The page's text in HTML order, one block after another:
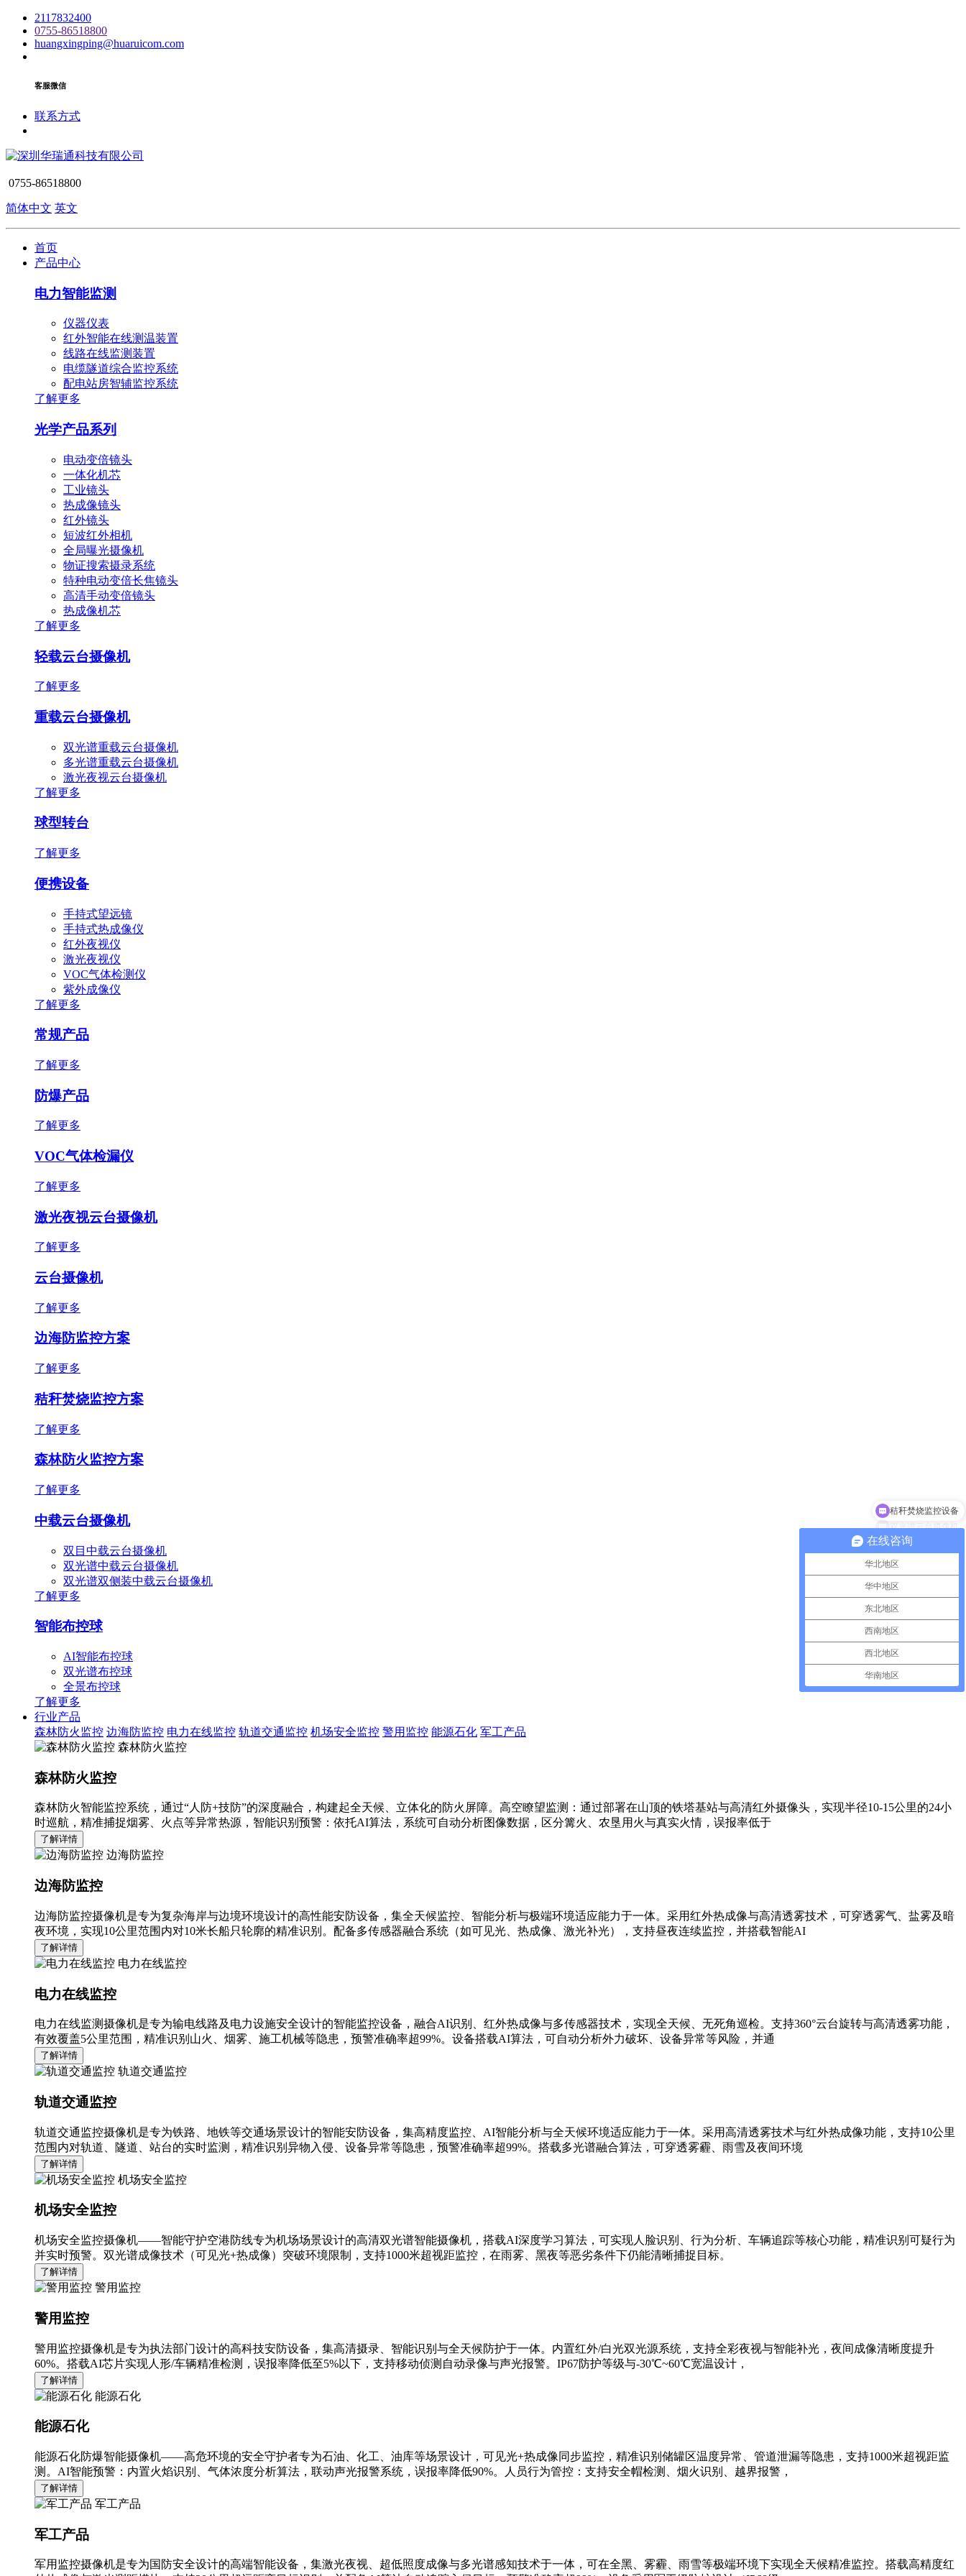
2117832400
0755-86518800
huangxingping@huaruicom.com
客服微信
联系方式
0755-86518800
简体中文 英文
首页
产品中心
电力智能监测
仪器仪表
红外智能在线测温装置
线路在线监测装置
电缆隧道综合监控系统
配电站房智辅监控系统
了解更多
光学产品系列
电动变倍镜头
一体化机芯
工业镜头
热成像镜头
红外镜头
短波红外相机
全局曝光摄像机
物证搜索摄录系统
特种电动变倍长焦镜头
高清手动变倍镜头
热成像机芯
了解更多
轻载云台摄像机
了解更多
重载云台摄像机
双光谱重载云台摄像机
多光谱重载云台摄像机
激光夜视云台摄像机
了解更多
球型转台
了解更多
便携设备
手持式望远镜
手持式热成像仪
红外夜视仪
激光夜视仪
VOC气体检测仪
紫外成像仪
了解更多
常规产品
了解更多
防爆产品
了解更多
VOC气体检漏仪
了解更多
激光夜视云台摄像机
了解更多
云台摄像机
了解更多
边海防监控方案
了解更多
秸秆焚烧监控方案
了解更多
森林防火监控方案
了解更多
中载云台摄像机
双目中载云台摄像机
双光谱中载云台摄像机
双光谱双侧装中载云台摄像机
了解更多
智能布控球
AI智能布控球
双光谱布控球
全景布控球
了解更多
行业产品
森林防火监控 边海防监控 电力在线监控 轨道交通监控 机场安全监控 警用监控 能源石化 军工产品
森林防火监控
森林防火监控
森林防火智能监控系统，通过“人防+技防”的深度融合，构建起全天候、立体化的防火屏障。高空瞭望监测：通过部署在山顶的铁塔基站与高清红外摄像头，实现半径10-15公里的24小
时巡航，精准捕捉烟雾、火点等异常热源，智能识别预警：依托AI算法，系统可自动分析图像数据，区分篝火、农垦用火与真实火情，误报率低于
了解详情
边海防监控
边海防监控
边海防监控摄像机是专为复杂海岸与边境环境设计的高性能安防设备，集全天候监控、智能分析与极端环境适应能力于一体。采用红外热成像与高清透雾技术，可穿透雾气、盐雾及暗
夜环境，实现10公里范围内对10米长船只轮廓的精准识别。配备多传感器融合系统（如可见光、热成像、激光补光），支持昼夜连续监控，并搭载智能AI
了解详情
电力在线监控
电力在线监控
电力在线监测摄像机是专为输电线路及电力设施安全设计的智能监控设备，融合AI识别、红外热成像与多传感器技术，实现全天候、无死角巡检。支持360°云台旋转与高清透雾功能，
有效覆盖5公里范围，精准识别山火、烟雾、施工机械等隐患，预警准确率超99%。设备搭载AI算法，可自动分析外力破坏、设备异常等风险，并通
了解详情
轨道交通监控
轨道交通监控
轨道交通监控摄像机是专为铁路、地铁等交通场景设计的智能安防设备，集高精度监控、AI智能分析与全天候环境适应能力于一体。采用高清透雾技术与红外热成像功能，支持10公里
范围内对轨道、隧道、站台的实时监测，精准识别异物入侵、设备异常等隐患，预警准确率超99%。搭载多光谱融合算法，可穿透雾霾、雨雪及夜间环境
了解详情
机场安全监控
机场安全监控
机场安全监控摄像机——智能守护空港防线专为机场场景设计的高清双光谱智能摄像机，搭载AI深度学习算法，可实现人脸识别、行为分析、车辆追踪等核心功能，精准识别可疑行为
并实时预警。双光谱成像技术（可见光+热成像）突破环境限制，支持1000米超视距监控，在雨雾、黑夜等恶劣条件下仍能清晰捕捉目标。
了解详情
警用监控
警用监控
警用监控摄像机是专为执法部门设计的高科技安防设备，集高清摄录、智能识别与全天候防护于一体。内置红外/白光双光源系统，支持全彩夜视与智能补光，夜间成像清晰度提升
60%。搭载AI芯片实现人形/车辆精准检测，误报率降低至5%以下，支持移动侦测自动录像与声光报警。IP67防护等级与-30℃~60℃宽温设计，
了解详情
能源石化
能源石化
能源石化防爆智能摄像机——高危环境的安全守护者专为石油、化工、油库等场景设计，可见光+热成像同步监控，精准识别储罐区温度异常、管道泄漏等隐患，支持1000米超视距监
测。AI智能预警：内置火焰识别、气体浓度分析算法，联动声光报警系统，误报率降低90%。人员行为管控：支持安全帽检测、烟火识别、越界报警，
了解详情
军工产品
军工产品
军用监控摄像机是专为国防安全设计的高端智能设备，集激光夜视、超低照度成像与多光谱感知技术于一体，可在全黑、雾霾、雨雪等极端环境下实现全天候精准监控。搭载高精度红
在线咨询
华北地区
华中地区
东北地区
西南地区
西北地区
华南地区
双光谱云台摄像机